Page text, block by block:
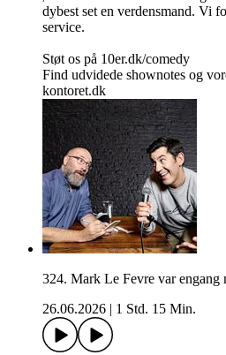
dybest set en verdensmand. Vi
service.
Støt os på 10er.dk/comedy
Find udvidede shownotes og
kontoret.dk
324. Mark Le Fevre var engang
26.06.2026
1 Std. 15 Min.